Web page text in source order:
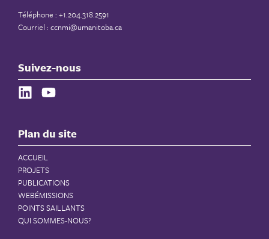
Téléphone : +1.204.318.2591
Courriel : ccnmi@umanitoba.ca
Suivez-nous
Plan du site
ACCUEIL
PROJETS
PUBLICATIONS
WEBÉMISSIONS
POINTS SAILLANTS
QUI SOMMES-NOUS?